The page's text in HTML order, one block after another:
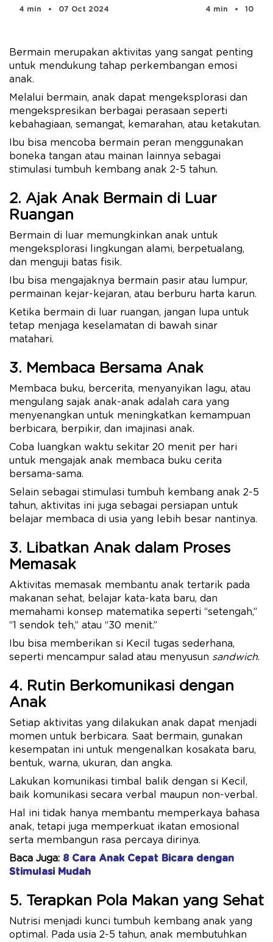
4 min 07 Oct 2024 4 min 10 Feb
Bermain merupakan aktivitas yang sangat penting
untuk mendukung tahap perkembangan emosi
anak.
Melalui bermain, anak dapat mengeksplorasi dan
mengekspresikan berbagai perasaan seperti
kebahagiaan, semangat, kemarahan, atau ketakutan.
Ibu bisa mencoba bermain peran menggunakan
boneka tangan atau mainan lainnya sebagai
stimulasi tumbuh kembang anak 2-5 tahun.
2. Ajak Anak Bermain di Luar
Ruangan
Bermain di luar memungkinkan anak untuk
mengeksplorasi lingkungan alami, berpetualang,
dan menguji batas fisik.
Ibu bisa mengajaknya bermain pasir atau lumpur,
permainan kejar-kejaran, atau berburu harta karun.
Ketika bermain di luar ruangan, jangan lupa untuk
tetap menjaga keselamatan di bawah sinar
matahari.
3. Membaca Bersama Anak
Membaca buku, bercerita, menyanyikan lagu, atau
mengulang sajak anak-anak adalah cara yang
menyenangkan untuk meningkatkan kemampuan
berbicara, berpikir, dan imajinasi anak.
Coba luangkan waktu sekitar 20 menit per hari
untuk mengajak anak membaca buku cerita
bersama-sama.
Selain sebagai stimulasi tumbuh kembang anak 2-5
tahun, aktivitas ini juga sebagai persiapan untuk
belajar membaca di usia yang lebih besar nantinya.
3. Libatkan Anak dalam Proses
Memasak
Aktivitas memasak membantu anak tertarik pada
makanan sehat, belajar kata-kata baru, dan
memahami konsep matematika seperti “setengah,”
“1 sendok teh,” atau “30 menit.”
Ibu bisa memberikan si Kecil tugas sederhana,
seperti mencampur salad atau menyusun sandwich.
4. Rutin Berkomunikasi dengan
Anak
Setiap aktivitas yang dilakukan anak dapat menjadi
momen untuk berbicara. Saat bermain, gunakan
kesempatan ini untuk mengenalkan kosakata baru,
bentuk, warna, ukuran, dan angka.
Lakukan komunikasi timbal balik dengan si Kecil,
baik komunikasi secara verbal maupun non-verbal.
Hal ini tidak hanya membantu memperkaya bahasa
anak, tetapi juga memperkuat ikatan emosional
serta membangun rasa percaya dirinya.
Baca Juga: 8 Cara Anak Cepat Bicara dengan
Stimulasi Mudah
5. Terapkan Pola Makan yang Sehat
Nutrisi menjadi kunci tumbuh kembang anak yang
optimal. Pada usia 2-5 tahun, anak membutuhkan